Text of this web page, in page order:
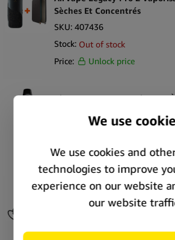
Sèches Et Concentrés
SKU: 407436
Stock: Out of stock
Price:
Unlock price
AirVape XS GO Vaporisateur
407307
Price:
Unlock price
AirVape OM Vaporisateur
408256